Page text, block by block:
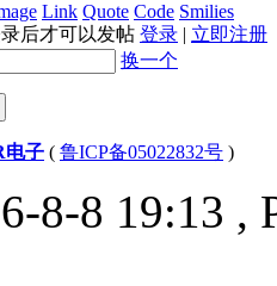
Link Quote Code Smilies
后才可以发帖 登录 | 立即注册
换一个
电子 ( 鲁ICP备05022832号 )
8-8 19:13 ,